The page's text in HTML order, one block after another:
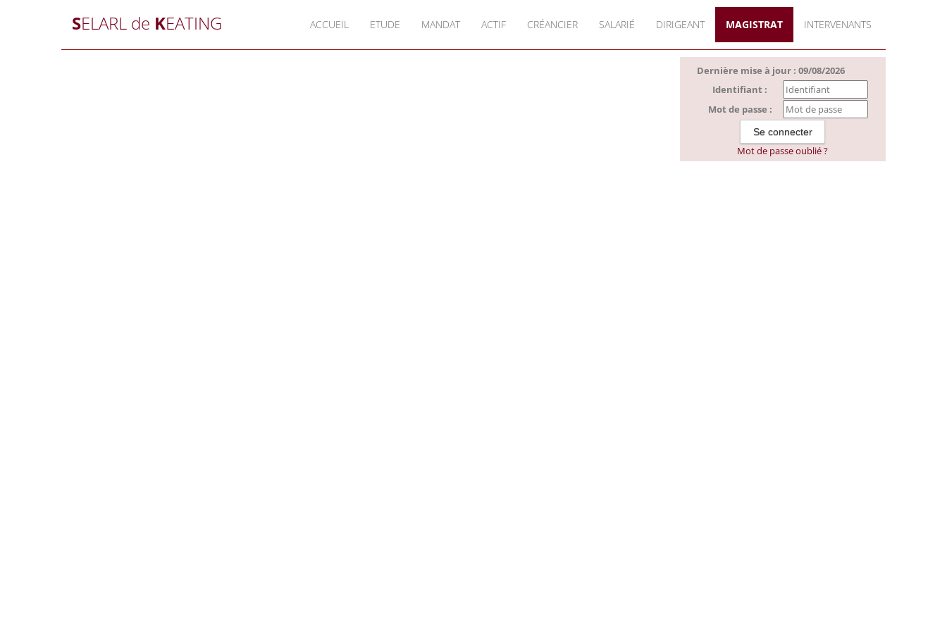
SELARL de KEATING ACCUEIL ETUDE MANDAT ACTIF CRÉANCIER SALARIÉ DIRIGEANT MAGISTRAT INTERVENANTS
Dernière mise à jour : 09/08/2026
Identifiant :
Mot de passe :
Mot de passe oublié ?